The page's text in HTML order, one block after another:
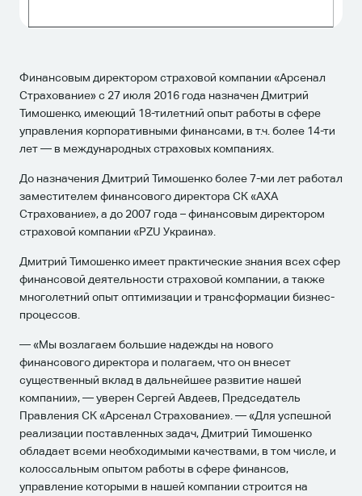
Финансовым директором страховой компании «Арсенал
Страхование» с 27 июля 2016 года назначен Дмитрий
Тимошенко, имеющий 18-тилетний опыт работы в сфере
управления корпоративными финансами, в т.ч. более 14-ти
лет — в международных страховых компаниях.
До назначения Дмитрий Тимошенко более 7-ми лет работал
заместителем финансового директора СК «АХА
Страхование», а до 2007 года – финансовым директором
страховой компании «PZU Украина».
Дмитрий Тимошенко имеет практические знания всех сфер
финансовой деятельности страховой компании, а также
многолетний опыт оптимизации и трансформации бизнес-
процессов.
— «Мы возлагаем большие надежды на нового
финансового директора и полагаем, что он внесет
существенный вклад в дальнейшее развитие нашей
компании», — уверен Сергей Авдеев, Председатель
Правления СК «Арсенал Страхование». — «Для успешной
реализации поставленных задач, Дмитрий Тимошенко
обладает всеми необходимыми качествами, в том числе, и
колоссальным опытом работы в сфере финансов,
управление которыми в нашей компании строится на